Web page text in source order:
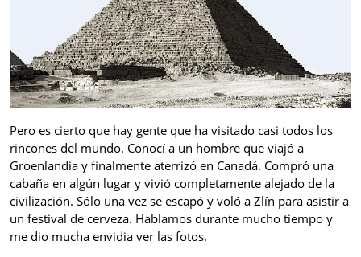
Pero es cierto que hay gente que ha visitado casi todos los
rincones del mundo. Conocí a un hombre que viajó a
Groenlandia y finalmente aterrizó en Canadá. Compró una
cabaña en algún lugar y vivió completamente alejado de la
civilización. Sólo una vez se escapó y voló a Zlín para asistir a
un festival de cerveza. Hablamos durante mucho tiempo y
me dio mucha envidia ver las fotos.